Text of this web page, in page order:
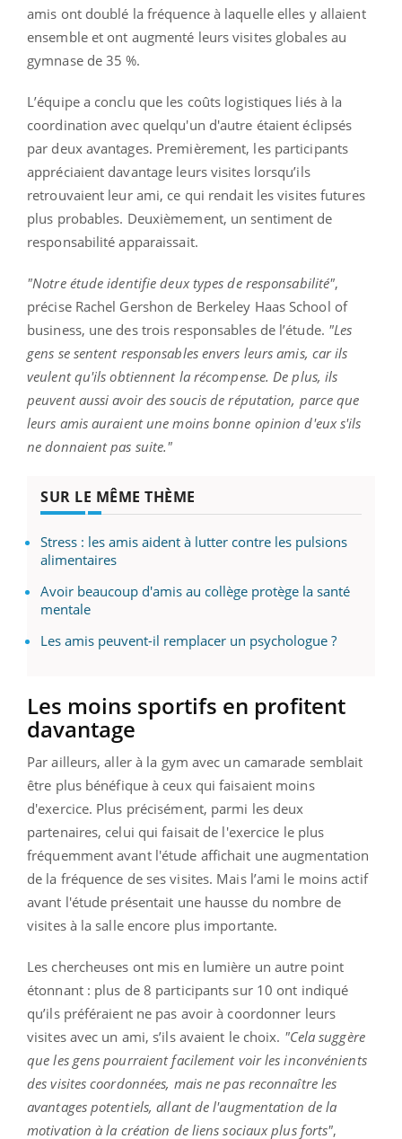
amis ont doublé la fréquence à laquelle elles y allaient
ensemble et ont augmenté leurs visites globales au
gymnase de 35 %.
L’équipe a conclu que les coûts logistiques liés à la
coordination avec quelqu'un d'autre étaient éclipsés
par deux avantages. Premièrement, les participants
appréciaient davantage leurs visites lorsqu’ils
retrouvaient leur ami, ce qui rendait les visites futures
plus probables. Deuxièmement, un sentiment de
responsabilité apparaissait.
"Notre étude identifie deux types de responsabilité",
précise Rachel Gershon de Berkeley Haas School of
business, une des trois responsables de l’étude. "Les
gens se sentent responsables envers leurs amis, car ils
veulent qu'ils obtiennent la récompense. De plus, ils
peuvent aussi avoir des soucis de réputation, parce que
leurs amis auraient une moins bonne opinion d'eux s'ils
ne donnaient pas suite."
SUR LE MÊME THÈME
Stress : les amis aident à lutter contre les pulsions
alimentaires
Avoir beaucoup d'amis au collège protège la santé
mentale
Les amis peuvent-il remplacer un psychologue ?
Les moins sportifs en profitent
davantage
Par ailleurs, aller à la gym avec un camarade semblait
être plus bénéfique à ceux qui faisaient moins
d'exercice. Plus précisément, parmi les deux
partenaires, celui qui faisait de l'exercice le plus
fréquemment avant l'étude affichait une augmentation
de la fréquence de ses visites. Mais l’ami le moins actif
avant l'étude présentait une hausse du nombre de
visites à la salle encore plus importante.
Les chercheuses ont mis en lumière un autre point
étonnant : plus de 8 participants sur 10 ont indiqué
qu’ils préféraient ne pas avoir à coordonner leurs
visites avec un ami, s’ils avaient le choix. "Cela suggère
que les gens pourraient facilement voir les inconvénients
des visites coordonnées, mais ne pas reconnaître les
avantages potentiels, allant de l'augmentation de la
motivation à la création de liens sociaux plus forts",